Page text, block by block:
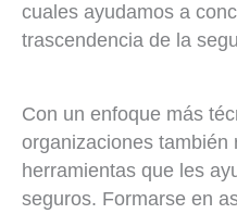
cuales ayudamos a
trascendencia de la
Con un enfoque más
organizaciones también
herramientas que les
seguros. Formarse en